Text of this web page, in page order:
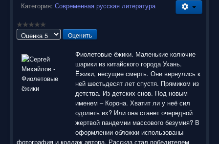
Категория: Современная русская литература
Пожалуйста,
Фиолетовые ёжики. Маленькие колючие
шарики из китайского города Ухань.
Ёжики, несущие смерть. Они вернулись к
ней шестьдесят лет спустя. Прямиком из
детства. Из детских снов. Под новым
именем – Корона. Хватит ли у неё сил
одолеть их? Или она станет очередной
жертвой пандемии массового безумия? В
оформлении обложки использованы
фотография и коллаж автора. Рассказ стал победителем